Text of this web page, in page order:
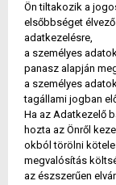
Ön tiltakozik a
elsőbbséget
adatkezelésre,
a személyes
panasz alapján
a személyes
tagállami jogban
Ha az Adatkezelő
hozta az Önről
okból törölni
megvalósítás
az észszerűen